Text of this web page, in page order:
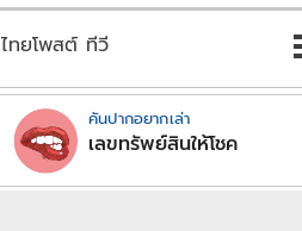
ไทยโพสต์ ทีวี
คันปากอยากเล่า
เลขทรัพย์สินให้โชค